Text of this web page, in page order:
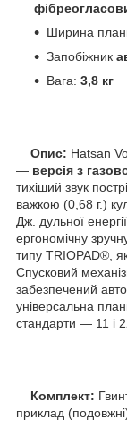
Ширина
Запобіжник
Вага: 3,8 кг
Опис: Hatsan
— версія з
тихіший звук
важкою (0,68 г.)
Дж. дульної
ергономічну
типу TRIOPAD®,
Спусковий
забезпечений
універсальна
стандарти — 11 і
Комплект:
приклад